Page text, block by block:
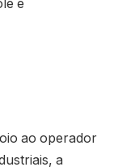
e
ao operador
a